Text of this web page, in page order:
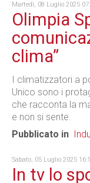
Martedì, 08 Luglio 2025
Olimpia
clima”
I climatizzatori a
Unico sono i
che racconta la
e non si sente.
Pubblicato in
Sabato, 05 Luglio 2025
In tv lo